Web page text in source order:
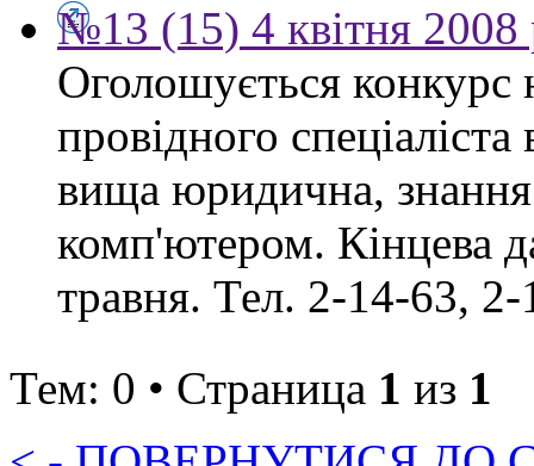
№13 (15) 4 квітня 2008
Оголошується конкурс
провідного
вища юридична,
комп'ютером. Кінцева
травня. Тел. 2-14-63,
Тем: 0 • Страница 1 из 1